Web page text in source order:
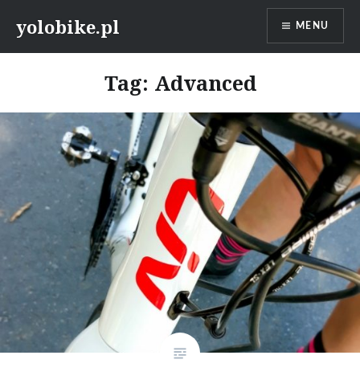
yolobike.pl MENU
Tag: Advanced